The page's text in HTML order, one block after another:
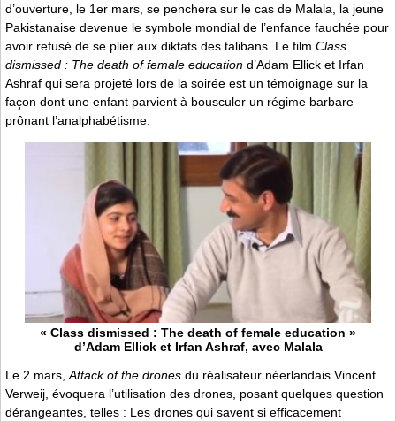
d’ouverture, le 1er mars, se penchera sur le cas de Malala, la jeune
Pakistanaise devenue le symbole mondial de l’enfance fauchée pour
avoir refusé de se plier aux diktats des talibans. Le film Class
dismissed : The death of female education d’Adam Ellick et Irfan
Ashraf qui sera projeté lors de la soirée est un témoignage sur la
façon dont une enfant parvient à bousculer un régime barbare
prônant l’analphabétisme.
« Class dismissed : The death of female education »
d’Adam Ellick et Irfan Ashraf, avec Malala
Le 2 mars,Attack of the drones du réalisateur néerlandais Vincent
Verweij, évoquera l’utilisation des drones, posant quelques question
dérangeantes, telles : Les drones qui savent si efficacement